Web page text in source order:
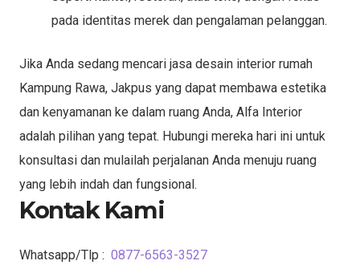
pada identitas merek dan pengalaman pelanggan.
Jika Anda sedang mencari jasa desain interior rumah
Kampung Rawa, Jakpus yang dapat membawa estetika
dan kenyamanan ke dalam ruang Anda, Alfa Interior
adalah pilihan yang tepat. Hubungi mereka hari ini untuk
konsultasi dan mulailah perjalanan Anda menuju ruang
yang lebih indah dan fungsional.
Kontak Kami
Whatsapp/Tlp : 0877-6563-3527